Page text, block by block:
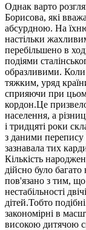
Однак варто
Борисова, які
абсурдною. На
настільки
перебільшено в
подіями
образливими.
тяжким, уряд
сприяючи при
кордон.Це
населення, а
і тридцяті роки
з даними
зазнавала тих
Кількість
дійсно було
пов'язано з тим,
нестабільності
дітей.Тобто
закономірні в
високою дитячою